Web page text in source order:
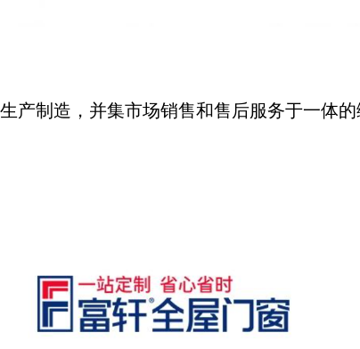
产制造，并集市场销售和售后服务于一体的